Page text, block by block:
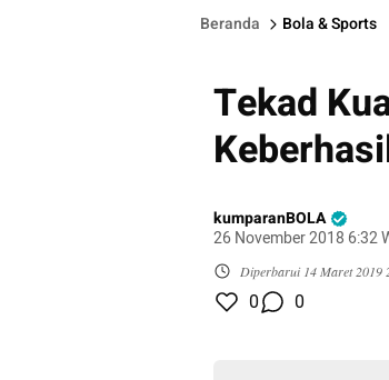
Beranda Bola & Sports
Tekad
kumparanBOLA
26 November 2018 6:32
Diperbarui 14 Maret 2019
0 0